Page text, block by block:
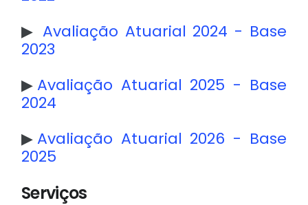
▶ Avaliação Atuarial 2024 - Base
2023
▶Avaliação Atuarial 2025 - Base
2024
▶Avaliação Atuarial 2026 - Base
2025
Serviços